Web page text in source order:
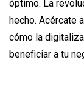
óptimo. La
hecho. Acércate
cómo la
beneficiar a tu